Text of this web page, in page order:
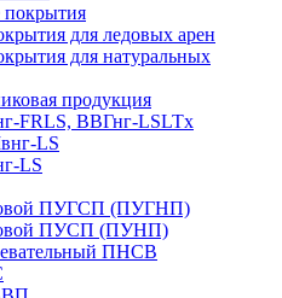
для ледовых арен
для натуральных
продукция
FRLS, ВВГнг-LSLTx
LS
LS
ПУГСП (ПУГНП)
ПУСП (ПУНП)
ПНСВ